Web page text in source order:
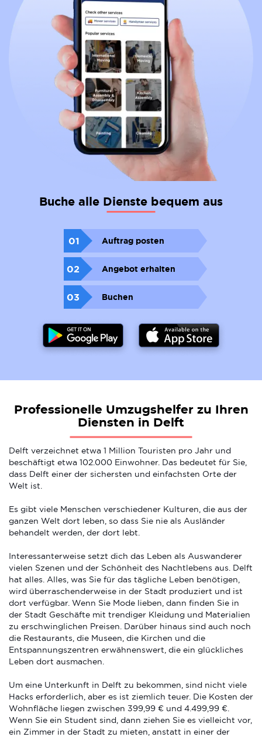
Buche alle Dienste bequem aus
01 Auftrag posten
02 Angebot erhalten
03 Buchen
Professionelle Umzugshelfer zu Ihren
Diensten in Delft
Delft verzeichnet etwa 1 Million Touristen pro Jahr und
beschäftigt etwa 102.000 Einwohner. Das bedeutet für Sie,
dass Delft einer der sichersten und einfachsten Orte der
Welt ist.
Es gibt viele Menschen verschiedener Kulturen, die aus der
ganzen Welt dort leben, so dass Sie nie als Ausländer
behandelt werden, der dort lebt.
Interessanterweise setzt dich das Leben als Auswanderer
vielen Szenen und der Schönheit des Nachtlebens aus. Delft
hat alles. Alles, was Sie für das tägliche Leben benötigen,
wird überraschenderweise in der Stadt produziert und ist
dort verfügbar. Wenn Sie Mode lieben, dann finden Sie in
der Stadt Geschäfte mit trendiger Kleidung und Materialien
zu erschwinglichen Preisen. Darüber hinaus sind auch noch
die Restaurants, die Museen, die Kirchen und die
Entspannungszentren erwähnenswert, die ein glückliches
Leben dort ausmachen.
Um eine Unterkunft in Delft zu bekommen, sind nicht viele
Hacks erforderlich, aber es ist ziemlich teuer. Die Kosten der
Wohnfläche liegen zwischen 399,99 € und 4.499,99 €.
Wenn Sie ein Student sind, dann ziehen Sie es vielleicht vor,
ein Zimmer in der Stadt zu mieten, anstatt in einer der